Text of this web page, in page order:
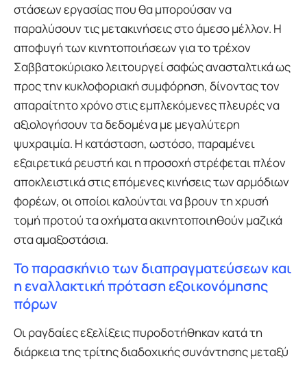
στάσεων εργασίας που θα μπορούσαν να
παραλύσουν τις μετακινήσεις στο άμεσο μέλλον. Η
αποφυγή των κινητοποιήσεων για το τρέχον
Σαββατοκύριακο λειτουργεί σαφώς ανασταλτικά ως
προς την κυκλοφοριακή συμφόρηση, δίνοντας τον
απαραίτητο χρόνο στις εμπλεκόμενες πλευρές να
αξιολογήσουν τα δεδομένα με μεγαλύτερη
ψυχραιμία. Η κατάσταση, ωστόσο, παραμένει
εξαιρετικά ρευστή και η προσοχή στρέφεται πλέον
αποκλειστικά στις επόμενες κινήσεις των αρμόδιων
φορέων, οι οποίοι καλούνται να βρουν τη χρυσή
τομή προτού τα οχήματα ακινητοποιηθούν μαζικά
στα αμαξοστάσια.
Το παρασκήνιο των διαπραγματεύσεων και
η εναλλακτική πρόταση εξοικονόμησης
πόρων
Οι ραγδαίες εξελίξεις πυροδοτήθηκαν κατά τη
διάρκεια της τρίτης διαδοχικής συνάντησης μεταξύ